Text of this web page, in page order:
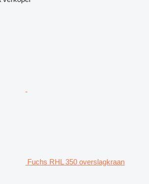
Fuchs RHL 350 overslagkraan